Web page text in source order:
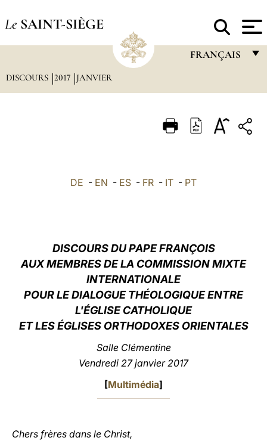
Le SAINT-SIÈGE
FRANÇAIS
ITALIANO
中文
DISCOURS 2017 JANVIER
DE - EN - ES - FR - IT - PT
DISCOURS DU PAPE FRANÇOIS
AUX MEMBRES DE LA COMMISSION MIXTE
INTERNATIONALE
POUR LE DIALOGUE THÉOLOGIQUE ENTRE
L'ÉGLISE CATHOLIQUE
ET LES ÉGLISES ORTHODOXES ORIENTALES
Salle Clémentine
Vendredi 27 janvier 2017
[Multimédia]
Chers frères dans le Christ,